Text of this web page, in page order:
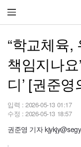
“학교체육,
책임지나
디’ [권준
입력 : 2026-05-13 01:17
수정 : 2026-05-13 18:57
권준영 기자